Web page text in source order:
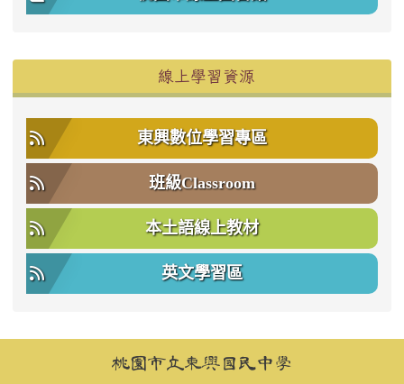
線上學習資源
東興數位學習專區
班級Classroom
本土語線上教材
英文學習區
頁尾區域內容桃園市立東興國民中學